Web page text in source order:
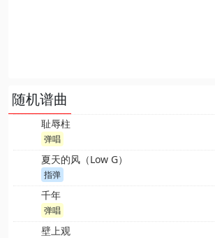
随机谱曲
耻辱柱
弹唱
夏天的风（Low G）
指弹
千年
弹唱
壁上观